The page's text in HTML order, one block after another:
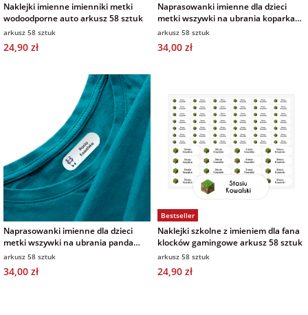
Naklejki imienne imienniki metki
wodoodporne auto arkusz 58 sztuk
arkusz 58 sztuk
24,90 zł
Naprasowanki imienne dla dzieci
metki wszywki na ubrania koparka
arkusz 58 sztuk
arkusz 58 sztuk
34,00 zł
Naprasowanki imienne dla dzieci
metki wszywki na ubrania panda
arkusz 58 sztuk
arkusz 58 sztuk
34,00 zł
Bestseller
Naklejki szkolne z imieniem dla fana
klocków gamingowe arkusz 58 sztuk
arkusz 58 sztuk
24,90 zł